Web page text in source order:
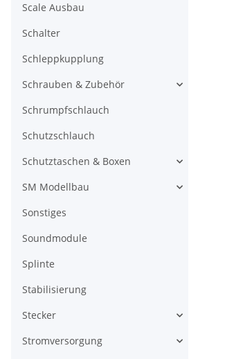
Scale Ausbau
Schalter
Schleppkupplung
Schrauben & Zubehör
Schrumpfschlauch
Schutzschlauch
Schutztaschen & Boxen
SM Modellbau
Sonstiges
Soundmodule
Splinte
Stabilisierung
Stecker
Stromversorgung